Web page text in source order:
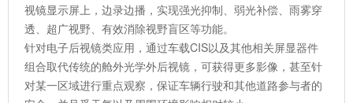
视镜显示屏上，边录边播，实现强光抑制、弱光补偿、雨雾穿
透、超广视野、有效消除视野盲区等功能。
针对电子后视镜类应用，通过车载CIS以及其他相关屏显器件
组合取代传统的舱外光学外后视镜，可获得更多影像，甚至针
对某一区域进行重点观察，保证车辆行驶和其他道路参与者的